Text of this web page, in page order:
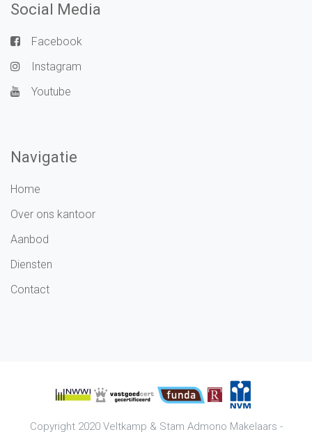
Social Media
Facebook
Instagram
Youtube
Navigatie
Home
Over ons kantoor
Aanbod
Diensten
Contact
Copyright 2020 Veltkamp & Stam Admono Makelaars -